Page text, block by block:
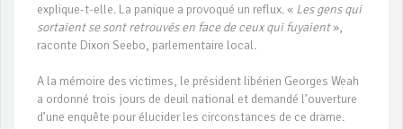
explique-t-elle. La panique a provoqué un reflux. « Les gens qui
sortaient se sont retrouvés en face de ceux qui fuyaient»,
raconte Dixon Seebo, parlementaire local.
A la mémoire des victimes, le président libérien Georges Weah
a ordonné trois jours de deuil national et demandé l’ouverture
d’une enquête pour élucider les circonstances de ce drame.